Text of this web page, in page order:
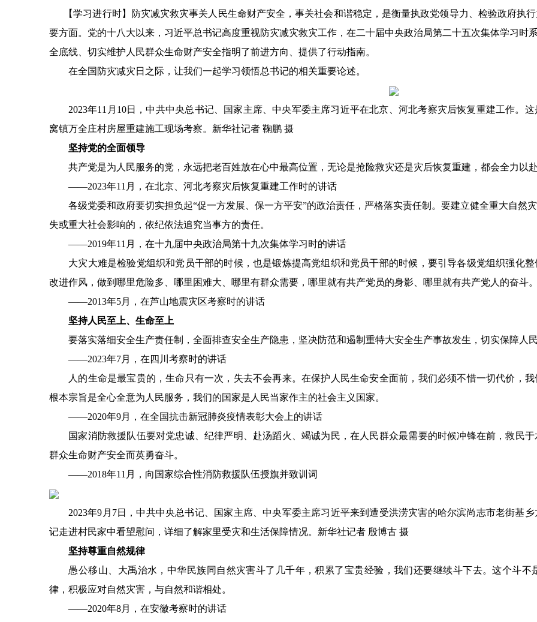
【学习进行时】防灾减灾救灾事关人民生命财产安全，事关社会和谐稳定，是衡量执政党领导力、检验政府执
要方面。党的十八大以来，习近平总书记高度重视防灾减灾救灾工作，在二十届中央政治局第二十五次集体学习时
全底线、切实维护人民群众生命财产安全指明了前进方向、提供了行动指南。
在全国防灾减灾日之际，让我们一起学习领悟总书记的相关重要论述。
2023年11月10日，中共中央总书记、国家主席、中央军委主席习近平在北京、河北考察灾后恢复重建工作。
窝镇万全庄村房屋重建施工现场考察。新华社记者 鞠鹏 摄
坚持党的全面领导
共产党是为人民服务的党，永远把老百姓放在心中最高位置，无论是抢险救灾还是灾后恢复重建，都会全力以
——2023年11月，在北京、河北考察灾后恢复重建工作时的讲话
各级党委和政府要切实担负起“促一方发展、保一方平安”的政治责任，严格落实责任制。要建立健全重大自然
失或重大社会影响的，依纪依法追究当事方的责任。
——2019年11月，在十九届中央政治局第十九次集体学习时的讲话
大灾大难是检验党组织和党员干部的时候，也是锻炼提高党组织和党员干部的时候，要引导各级党组织强化整
改进作风，做到哪里危险多、哪里困难大、哪里有群众需要，哪里就有共产党员的身影、哪里就有共产党人的奋斗
——2013年5月，在芦山地震灾区考察时的讲话
坚持人民至上、生命至上
要落实落细安全生产责任制，全面排查安全生产隐患，坚决防范和遏制重特大安全生产事故发生，切实保障人
——2023年7月，在四川考察时的讲话
人的生命是最宝贵的，生命只有一次，失去不会再来。在保护人民生命安全面前，我们必须不惜一切代价，我
根本宗旨是全心全意为人民服务，我们的国家是人民当家作主的社会主义国家。
——2020年9月，在全国抗击新冠肺炎疫情表彰大会上的讲话
国家消防救援队伍要对党忠诚、纪律严明、赴汤蹈火、竭诚为民，在人民群众最需要的时候冲锋在前，救民于
群众生命财产安全而英勇奋斗。
——2018年11月，向国家综合性消防救援队伍授旗并致训词
2023年9月7日，中共中央总书记、国家主席、中央军委主席习近平来到遭受洪涝灾害的哈尔滨尚志市老街基
记走进村民家中看望慰问，详细了解家里受灾和生活保障情况。新华社记者 殷博古 摄
坚持尊重自然规律
愚公移山、大禹治水，中华民族同自然灾害斗了几千年，积累了宝贵经验，我们还要继续斗下去。这个斗不
律，积极应对自然灾害，与自然和谐相处。
——2020年8月，在安徽考察时的讲话